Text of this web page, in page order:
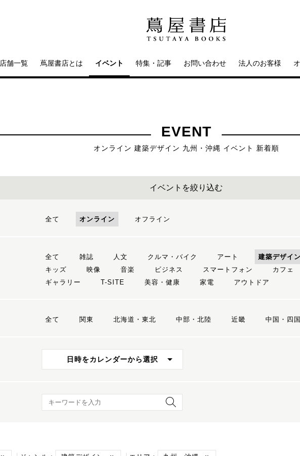
店舗一覧 蔦屋書店とは イベント 特集・記事 お問い合わせ 法人のお客様
EVENT
オンライン 建築デザイン 九州・沖縄 イベント 新着順
イベントを絞り込む
全て オンライン オフライン
全て 雑誌 人文 クルマ・バイク アート 建築デザイン
キッズ
映像 音楽 ビジネス スマートフォン カフェ
ギャラリー
T-SITE 美容・健康 家電 アウトドア
全て 関東 北海道・東北 中部・北陸 近畿 中国・四国
日時をカレンダーから選択
キーワード検索